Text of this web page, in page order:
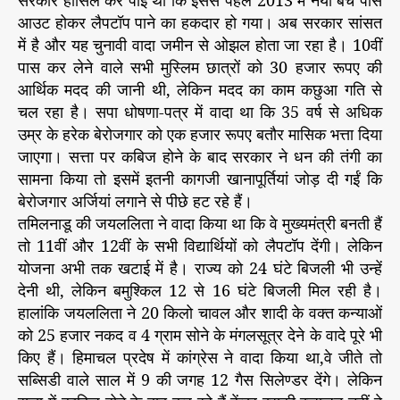
आउट होकर लैपटॉप पाने का हकदार हो गया। अब सरकार सांसत
में है और यह चुनावी वादा जमीन से ओझल होता जा रहा है। 10वीं
पास कर लेने वाले सभी मुस्लिम छात्रों को 30 हजार रूपए की
आर्थिक मदद की जानी थी, लेकिन मदद का काम कछुआ गति से
चल रहा है। सपा धोषणा-पत्र में वादा था कि 35 वर्ष से अधिक
उम्र के हरेक बेरोजगार को एक हजार रूपए बतौर मासिक भत्ता दिया
जाएगा। सत्ता पर कबिज होने के बाद सरकार ने धन की तंगी का
सामना किया तो इसमें इतनी कागजी खानापूर्तियां जोड़ दी गईं कि
बेरोजगार अर्जियां लगाने से पीछे हट रहे हैं।
तमिलनाडू की जयललिता ने वादा किया था कि वे मुख्यमंत्री बनती हैं
तो 11वीं और 12वीं के सभी विद्यार्थियों को लैपटॉप देंगी। लेकिन
योजना अभी तक खटाई में है। राज्य को 24 घंटे बिजली भी उन्हें
देनी थी, लेकिन बमुश्किल 12 से 16 घंटे बिजली मिल रही है।
हालांकि जयललिता ने 20 किलो चावल और शादी के वक्त कन्याओं
को 25 हजार नकद व 4 ग्राम सोने के मंगलसूत्र देने के वादे पूरे भी
किए हैं। हिमाचल प्रदेष में कांग्रेस ने वादा किया था,वे जीते तो
सब्सिडी वाले साल में 9 की जगह 12 गैस सिलेण्डर देंगे। लेकिन